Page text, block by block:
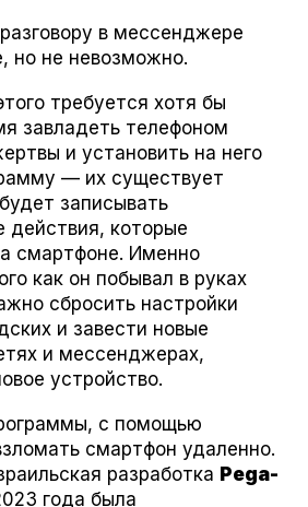
в мессенджере
но не невозможно.
требуется хотя бы
завладеть телефоном
и установить на него
— их существует
записывать
действия, которые
смартфоне. Именно
как он побывал в руках
сбросить настройки
и завести новые
и мессенджерах,
устройство.
с помощью
смартфон удаленно.
разработка Pega­
года была